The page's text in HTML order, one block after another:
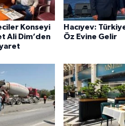
Konseyi
Ali Dim’den
Hacıyev:
Öz Evine Gelir